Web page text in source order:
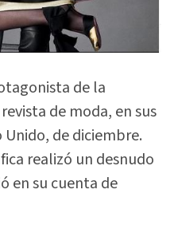
de la
de moda, en sus
de diciembre.
realizó un desnudo
en su cuenta de